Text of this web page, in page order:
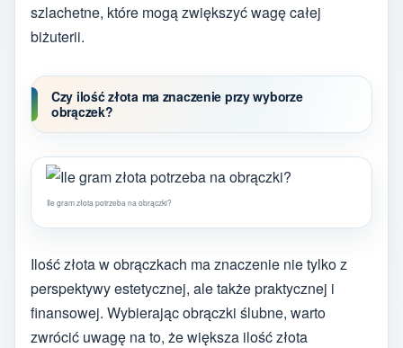
szlachetne, które mogą zwiększyć wagę całej
biżuterii.
Czy ilość złota ma znaczenie przy wyborze
obrączek?
Ile gram złota potrzeba na obrączki?
Ilość złota w obrączkach ma znaczenie nie tylko z
perspektywy estetycznej, ale także praktycznej i
finansowej. Wybierając obrączki ślubne, warto
zwrócić uwagę na to, że większa ilość złota